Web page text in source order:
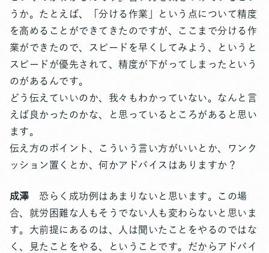
うか。たとえば、「分ける作業」という点について精度
を高めることができてきたのですが、ここまで分ける作
業ができたので、スピードを早くしてみよう、というと
スピードが優先されて、精度が下がってしまったという
のがあるんです。
どう伝えていいのか、我々もわかっていない。なんと言
えば良かったのかな、と思っているところがあると思い
ます。
伝え方のポイント、こういう言い方がいいとか、ワンク
ッション置くとか、何かアドバイスはありますか？
成澤 恐らく成功例はあまりないと思います。この場
合、就労困難な人もそうでない人も変わらないと思いま
す。大前提にあるのは、人は聞いたことをやるのではな
く、見たことをやる、ということです。だからアドバイ